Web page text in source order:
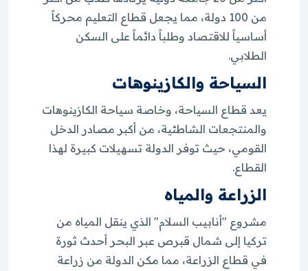
من 100 دولة، مما يجعل قطاع التعليم محركاً
أساسياً للاقتصاد وطلباً دائماً على السكن
الطلابي.
السياحة والكازينوهات
يعد قطاع السياحة، وخاصة سياحة الكازينوهات
والمنتجعات الشاطئية، من أكبر مصادر الدخل
القومي، حيث توفر الدولة تسهيلات كبيرة لهذا
القطاع.
الزراعة والمياه
مشروع "أنابيب السلام" الذي ينقل المياه من
تركيا إلى شمال قبرص عبر البحر أحدث ثورة
في قطاع الزراعة، مما مكن الدولة من زراعة